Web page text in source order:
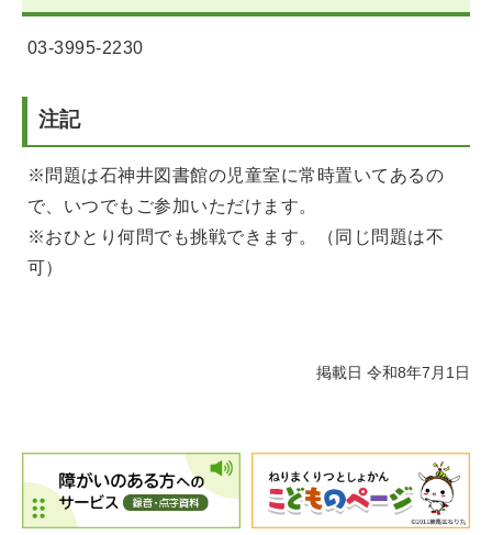
03-3995-2230
注記
※問題は石神井図書館の児童室に常時置いてあるの
で、いつでもご参加いただけます。
※おひとり何問でも挑戦できます。（同じ問題は不
可）
掲載日 令和8年7月1日